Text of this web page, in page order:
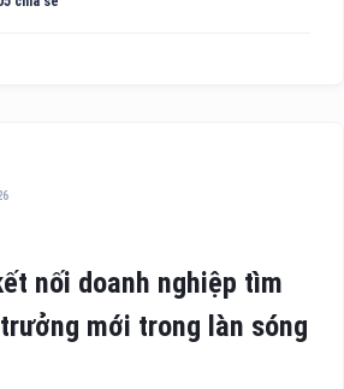
nối doanh nghiệp tìm
mới trong làn sóng